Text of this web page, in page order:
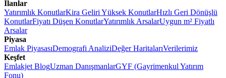
İlanlar
Yatırımlık KonutlarKira Geliri Yüksek KonutlarHızlı Geri Dönüşlü
KonutlarFiyatı Düşen KonutlarYatırımlık ArsalarUygun m² Fiyatlı
Arsalar
Piyasa
Emlak PiyasasıDemografi AnaliziDeğer HaritalarıVerilerimiz
Keşfet
Emlakjet BlogUzman DanışmanlarGYF (Gayrimenkul Yatırım
Fonu)